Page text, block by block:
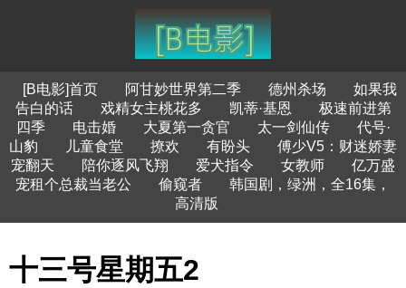
[B电影]首页 阿甘妙世界第二季 德州杀场
如果我
告白的话
戏精女主桃花多 凯蒂·基恩
极速前进第
四季
电击婚 大夏第一贪官 太一剑仙传
代号·
山豹
儿童食堂 撩欢 有盼头
傅少V5：财迷娇妻
宠翻天
陪你逐风飞翔 爱犬指令 女教师
亿万盛
宠租个总裁当老公
偷窥者
韩国剧，绿洲，全16集，
高清版
十三号星期五2